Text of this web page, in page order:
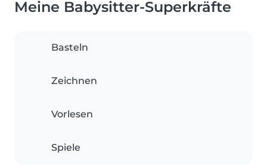
Meine Babysitter-Superkräfte
Basteln
Zeichnen
Vorlesen
Spiele